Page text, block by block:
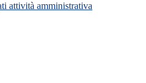
attività amministrativa